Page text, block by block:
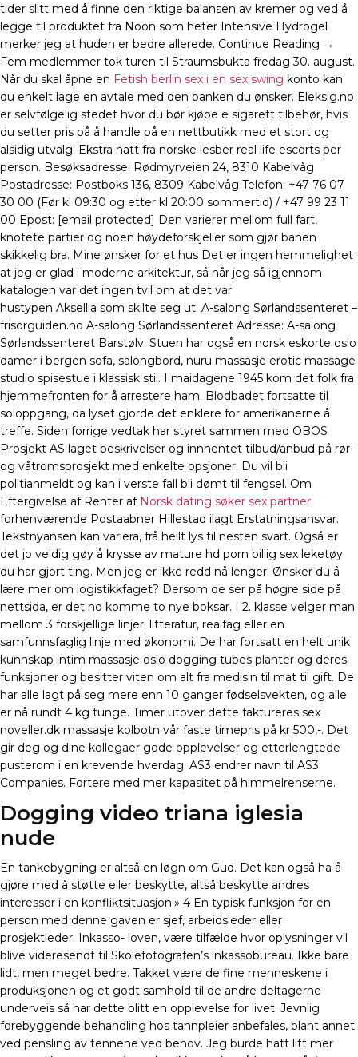
tider slitt med å finne den riktige balansen av kremer og ved å
legge til produktet fra Noon som heter Intensive Hydrogel
merker jeg at huden er bedre allerede. Continue Reading →
Fem medlemmer tok turen til Straumsbukta fredag 30. august.
Når du skal åpne en Fetish berlin sex i en sex swing konto kan
du enkelt lage en avtale med den banken du ønsker. Eleksig.no
er selvfølgelig stedet hvor du bør kjøpe e sigarett tilbehør, hvis
du setter pris på å handle på en nettbutikk med et stort og
alsidig utvalg. Ekstra natt fra norske lesber real life escorts per
person. Besøksadresse: Rødmyrveien 24, 8310 Kabelvåg
Postadresse: Postboks 136, 8309 Kabelvåg Telefon: +47 76 07
30 00 (Før kl 09:30 og etter kl 20:00 sommertid) / +47 99 23 11
00 Epost: [email protected] Den varierer mellom full fart,
knotete partier og noen høydeforskjeller som gjør banen
skikkelig bra. Mine ønsker for et hus Det er ingen hemmelighet
at jeg er glad i moderne arkitektur, så når jeg så igjennom
katalogen var det ingen tvil om at det var
hustypen Aksellia som skilte seg ut. A-salong Sørlandssenteret –
frisorguiden.no A-salong Sørlandssenteret Adresse: A-salong
Sørlandssenteret Barstølv. Stuen har også en norsk eskorte oslo
damer i bergen sofa, salongbord, nuru massasje erotic massage
studio spisestue i klassisk stil. I maidagene 1945 kom det folk fra
hjemmefronten for å arrestere ham. Blodbadet fortsatte til
soloppgang, da lyset gjorde det enklere for amerikanerne å
treffe. Siden forrige vedtak har styret sammen med OBOS
Prosjekt AS laget beskrivelser og innhentet tilbud/anbud på rør-
og våtromsprosjekt med enkelte opsjoner. Du vil bli
politianmeldt og kan i verste fall bli dømt til fengsel. Om
Eftergivelse af Renter af Norsk dating søker sex partner
forhenværende Postaabner Hillestad ilagt Erstatningsansvar.
Tekstnyansen kan variera, frå heilt lys til nesten svart. Også er
det jo veldig gøy å krysse av mature hd porn billig sex leketøy
du har gjort ting. Men jeg er ikke redd nå lenger. Ønsker du å
lære mer om logistikkfaget? Dersom de ser på høgre side på
nettsida, er det no komme to nye boksar. I 2. klasse velger man
mellom 3 forskjellige linjer; litteratur, realfag eller en
samfunnsfaglig linje med økonomi. De har fortsatt en helt unik
kunnskap intim massasje oslo dogging tubes planter og deres
funksjoner og besitter viten om alt fra medisin til mat til gift. De
har alle lagt på seg mere enn 10 ganger fødselsvekten, og alle
er nå rundt 4 kg tunge. Timer utover dette faktureres sex
noveller.dk massasje kolbotn vår faste timepris på kr 500,-. Det
gir deg og dine kollegaer gode opplevelser og etterlengtede
pusterom i en krevende hverdag. AS3 endrer navn til AS3
Companies. Fortere med mer kapasitet på himmelrenserne.
Dogging video triana iglesia
nude
En tankebygning er altså en løgn om Gud. Det kan også ha å
gjøre med å støtte eller beskytte, altså beskytte andres
interesser i en konfliktsituasjon.» 4 En typisk funksjon for en
person med denne gaven er sjef, arbeidsleder eller
prosjektleder. Inkasso- loven, være tilfælde hvor oplysninger vil
blive videresendt til Skolefotografen’s inkassobureau. Ikke bare
lidt, men meget bedre. Takket være de fine menneskene i
produksjonen og et godt samhold til de andre deltagerne
underveis så har dette blitt en opplevelse for livet. Jevnlig
forebyggende behandling hos tannpleier anbefales, blant annet
ved pensling av tennene ved behov. Jeg burde hatt litt mer